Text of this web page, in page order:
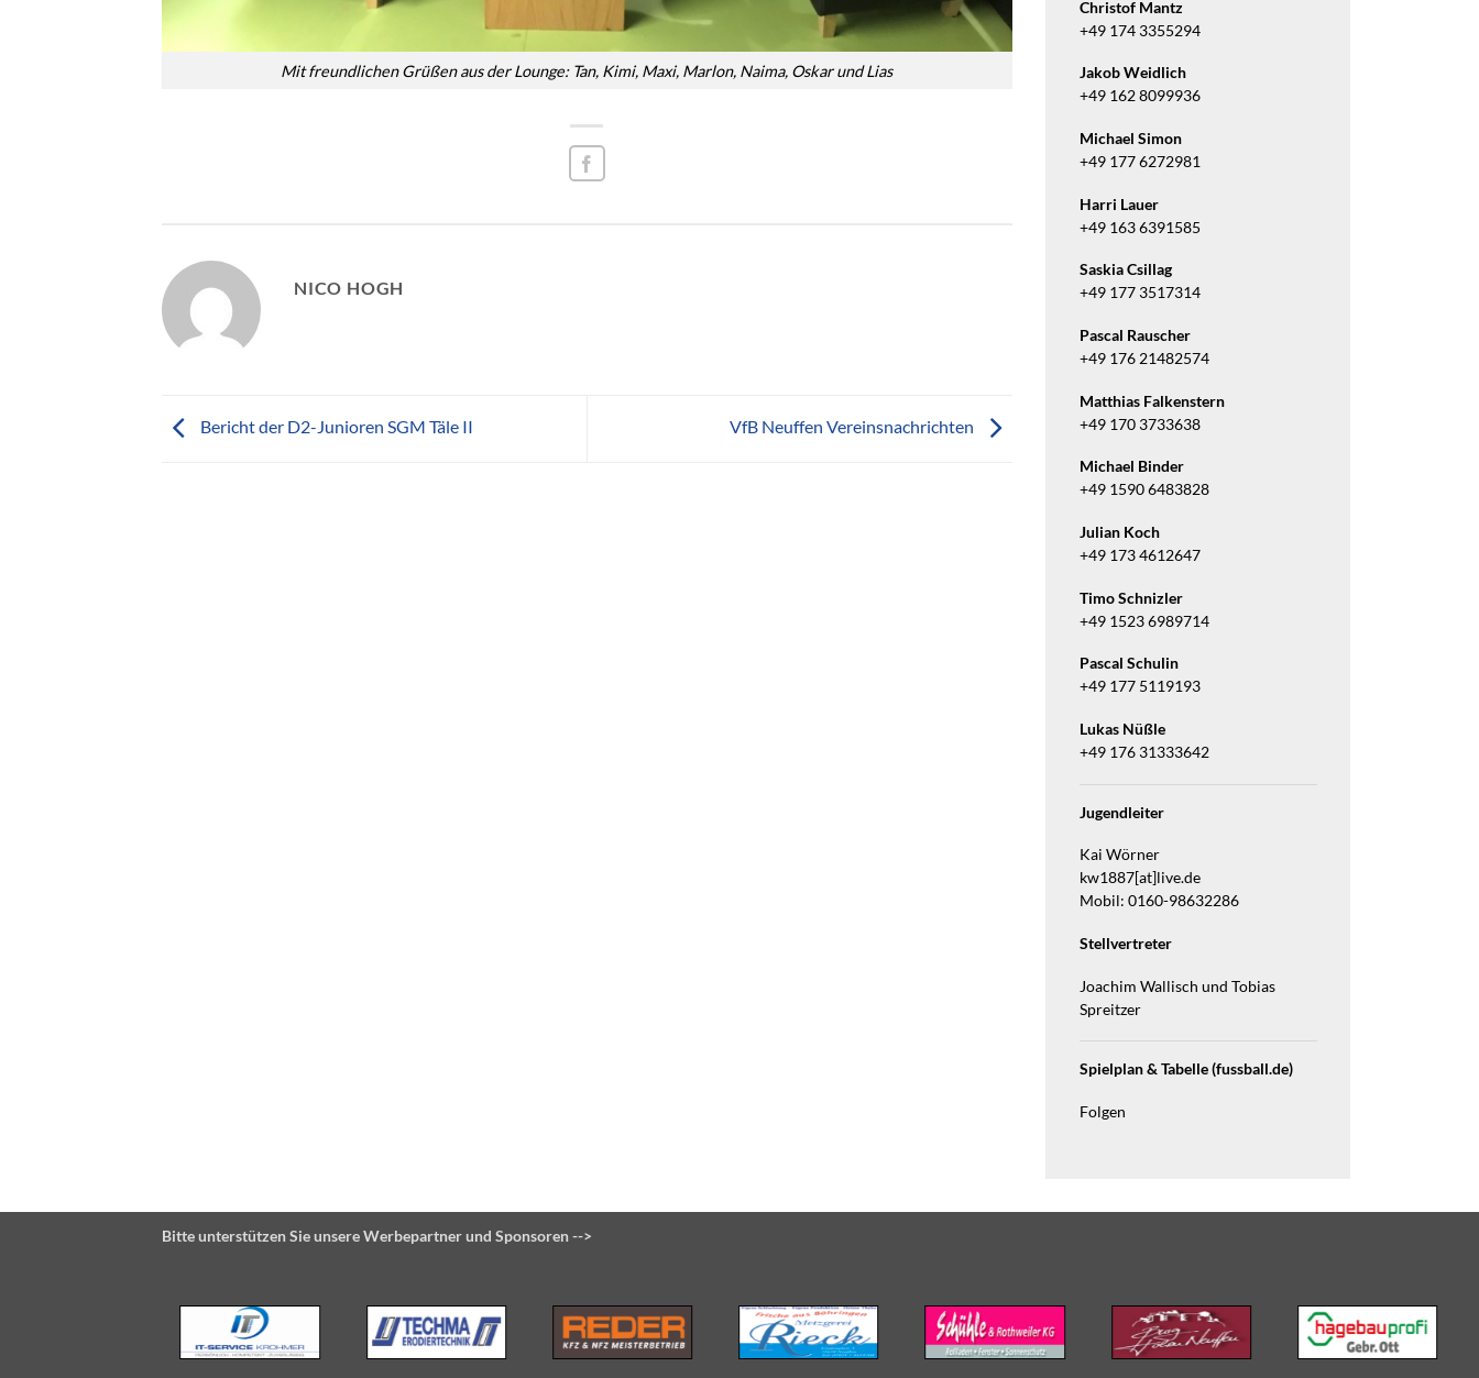
Mit freundlichen Grüßen aus der Lounge: Tan, Kimi, Maxi, Marlon, Naima, Oskar und Lias
NICO HOGH
Bericht der D2-Junioren SGM Täle II VfB Neuffen Vereinsnachrichten
Christof Mantz
+49 174 3355294
Jakob Weidlich
+49 162 8099936
Michael Simon
+49 177 6272981
Harri Lauer
+49 163 6391585
Saskia Csillag
+49 177 3517314
Pascal Rauscher
+49 176 21482574
Matthias Falkenstern
+49 170 3733638
Michael Binder
+49 1590 6483828
Julian Koch
+49 173 4612647
Timo Schnizler
+49 1523 6989714
Pascal Schulin
+49 177 5119193
Lukas Nüßle
+49 176 31333642
Jugendleiter
Kai Wörner
kw1887[at]live.de
Mobil: 0160-98632286
Stellvertreter
Joachim Wallisch und Tobias
Spreitzer
Spielplan & Tabelle (fussball.de)
Folgen
Bitte unterstützen Sie unsere Werbepartner und Sponsoren -->